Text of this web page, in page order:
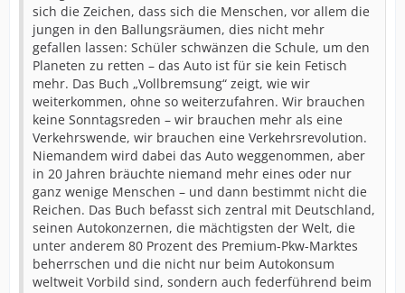
sich die Zeichen, dass sich die Menschen, vor allem die
jungen in den Ballungsräumen, dies nicht mehr
gefallen lassen: Schüler schwänzen die Schule, um den
Planeten zu retten – das Auto ist für sie kein Fetisch
mehr. Das Buch „Vollbremsung“ zeigt, wie wir
weiterkommen, ohne so weiterzufahren. Wir brauchen
keine Sonntagsreden – wir brauchen mehr als eine
Verkehrswende, wir brauchen eine Verkehrsrevolution.
Niemandem wird dabei das Auto weggenommen, aber
in 20 Jahren bräuchte niemand mehr eines oder nur
ganz wenige Menschen – und dann bestimmt nicht die
Reichen. Das Buch befasst sich zentral mit Deutschland,
seinen Autokonzernen, die mächtigsten der Welt, die
unter anderem 80 Prozent des Premium-Pkw-Marktes
beherrschen und die nicht nur beim Autokonsum
weltweit Vorbild sind, sondern auch federführend beim